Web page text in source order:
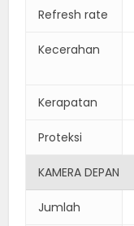
Refresh rate
Kecerahan
Kerapatan
Proteksi
KAMERA DEPAN
Jumlah